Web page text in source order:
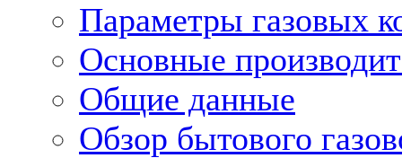
Параметры газовых
Основные
Общие данные
Обзор бытового